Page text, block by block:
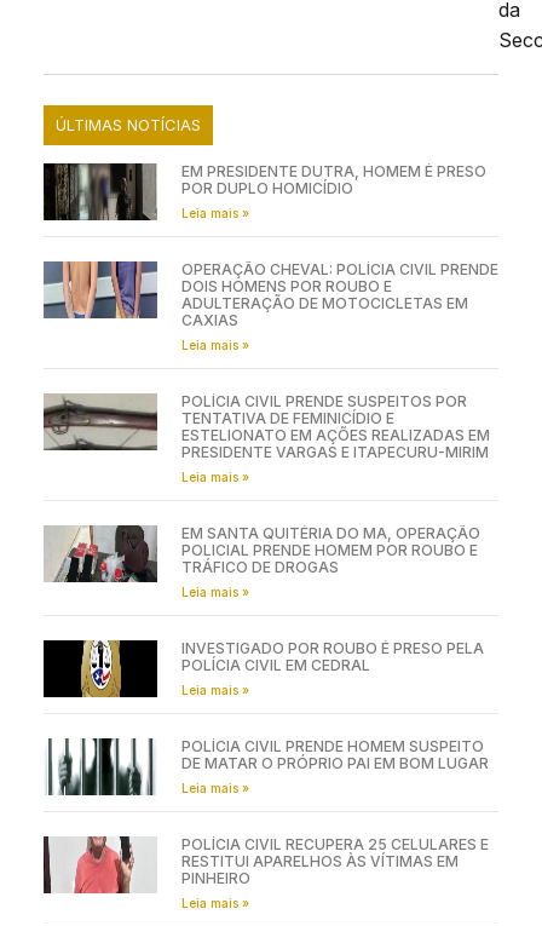
da
ÚLTIMAS NOTÍCIAS
EM PRESIDENTE DUTRA, HOMEM É PRESO
POR DUPLO HOMICÍDIO
Leia mais »
OPERAÇÃO CHEVAL: POLÍCIA CIVIL PRENDE
DOIS HOMENS POR ROUBO E
ADULTERAÇÃO DE MOTOCICLETAS EM
CAXIAS
Leia mais »
POLÍCIA CIVIL PRENDE SUSPEITOS POR
TENTATIVA DE FEMINICÍDIO E
ESTELIONATO EM AÇÕES REALIZADAS EM
PRESIDENTE VARGAS E ITAPECURU-MIRIM
Leia mais »
EM SANTA QUITÉRIA DO MA, OPERAÇÃO
POLICIAL PRENDE HOMEM POR ROUBO E
TRÁFICO DE DROGAS
Leia mais »
INVESTIGADO POR ROUBO É PRESO PELA
POLÍCIA CIVIL EM CEDRAL
Leia mais »
POLÍCIA CIVIL PRENDE HOMEM SUSPEITO
DE MATAR O PRÓPRIO PAI EM BOM LUGAR
Leia mais »
POLÍCIA CIVIL RECUPERA 25 CELULARES E
RESTITUI APARELHOS ÀS VÍTIMAS EM
PINHEIRO
Leia mais »